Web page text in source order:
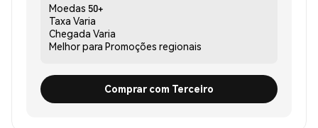
Moedas 50+
Taxa Varia
Chegada Varia
Melhor para Promoções regionais
Comprar com Terceiro